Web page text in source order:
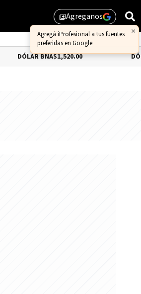
library_addAgreganos
×
Agregá iProfesional a tus fuentes
preferidas en Google
BNA $1,520.00 DÓLAR BLUE-